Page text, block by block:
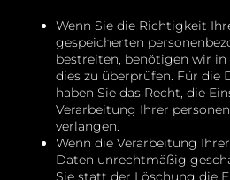
Wenn Sie die Richtigkeit
gespeicherten
bestreiten, benötigen wir in
dies zu überprüfen. Für die
haben Sie das Recht, die
Verarbeitung Ihrer
verlangen.
Wenn die Verarbeitung
Daten unrechtmäßig
Sie statt der Löschung die